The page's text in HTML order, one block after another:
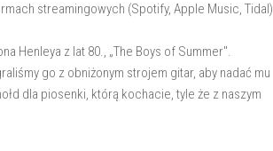
streamingowych (Spotify, Apple Music, Tidal)
Henleya z lat 80., „The Boys of Summer".
go z obniżonym strojem gitar, aby nadać mu
dla piosenki, którą kochacie, tyle że z naszym